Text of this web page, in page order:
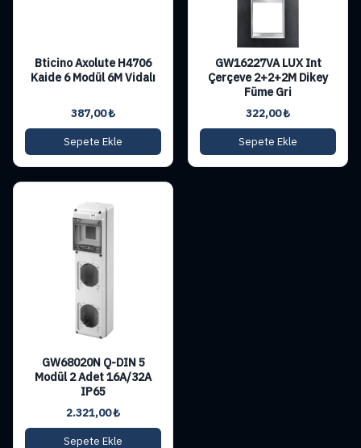
Bticino Axolute H4706
Kaide 6 Modül 6M Vidalı
387,00₺
Sepete Ekle
GW16227VA LUX Int
Çerçeve 2+2+2M Dikey
Füme Gri
322,00₺
Sepete Ekle
GW68020N Q-DIN 5
Modül 2 Adet 16A/32A
IP65
2.321,00₺
Sepete Ekle